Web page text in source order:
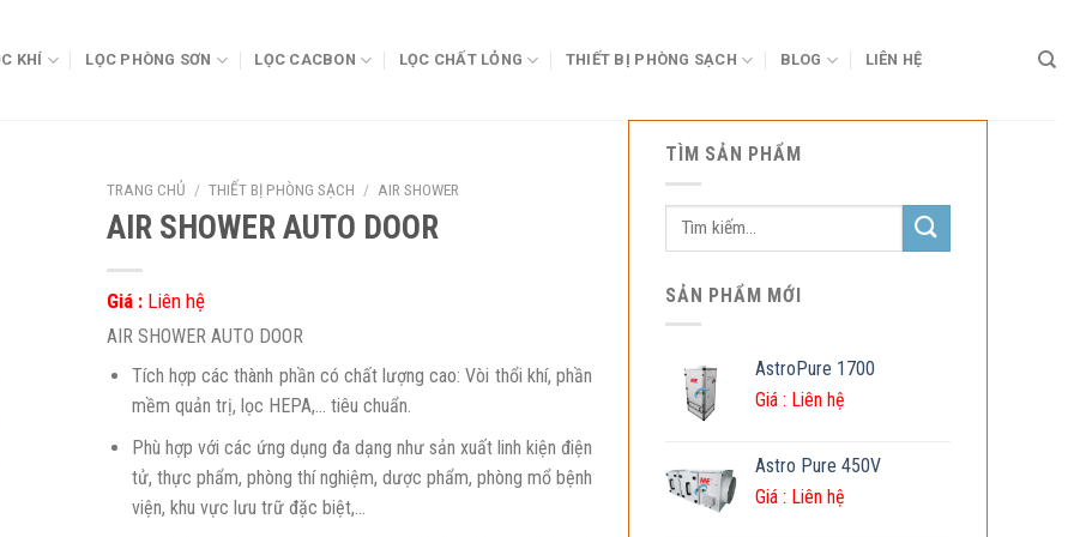
KHÍ LỌC PHÒNG SƠN LỌC CACBON LỌC CHẤT LỎNG THIẾT BỊ PHÒNG SẠCH BLOG LIÊN HỆ
TÌM SẢN PHẨM
Tìm
SẢN PHẨM MỚI
AstroPure 1700
Giá : Liên hệ
Astro Pure 450V
Giá : Liên hệ
TRANG CHỦ / THIẾT BỊ PHÒNG SẠCH / AIR SHOWER
AIR SHOWER AUTO DOOR
Giá : Liên hệ
AIR SHOWER AUTO DOOR
Tích hợp các thành phần có chất lượng cao: Vòi thổi khí, phần
mềm quản trị, lọc HEPA,… tiêu chuẩn.
Phù hợp với các ứng dụng đa dạng như sản xuất linh kiện điện
tử, thực phẩm, phòng thí nghiệm, dược phẩm, phòng mổ bệnh
viện, khu vực lưu trữ đặc biệt,…